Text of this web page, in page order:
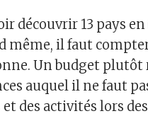
découvrir 13 pays
même, il faut
Un budget plutôt
auquel il ne faut
et des activités lors des